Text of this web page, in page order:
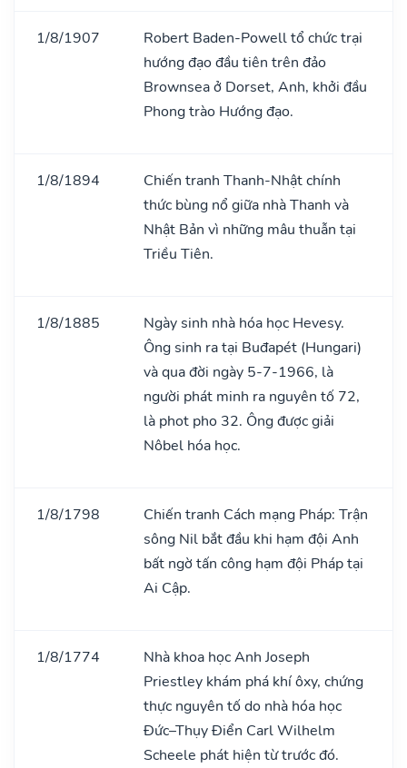
1/8/1907
Robert Baden-Powell tổ chức trại
hướng đạo đầu tiên trên đảo
Brownsea ở Dorset, Anh, khởi đầu
Phong trào Hướng đạo.
1/8/1894
Chiến tranh Thanh-Nhật chính
thức bùng nổ giữa nhà Thanh và
Nhật Bản vì những mâu thuẫn tại
Triều Tiên.
1/8/1885
Ngày sinh nhà hóa học Hevesy.
Ông sinh ra tại Buđapét (Hungari)
và qua đời ngày 5-7-1966, là
người phát minh ra nguyên tố 72,
là phot pho 32. Ông được giải
Nôbel hóa học.
1/8/1798
Chiến tranh Cách mạng Pháp: Trận
sông Nil bắt đầu khi hạm đội Anh
bất ngờ tấn công hạm đội Pháp tại
Ai Cập.
1/8/1774
Nhà khoa học Anh Joseph
Priestley khám phá khí ôxy, chứng
thực nguyên tố do nhà hóa học
Đức–Thụy Điển Carl Wilhelm
Scheele phát hiện từ trước đó.